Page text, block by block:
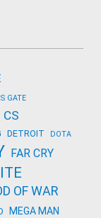
GATE
CS
DETROIT DOTA
FAR CRY
OF WAR
MEGA MAN